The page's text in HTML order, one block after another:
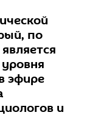
по
эфире
и